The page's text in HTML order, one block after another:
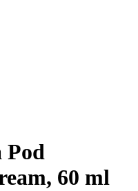
Pod
60 ml